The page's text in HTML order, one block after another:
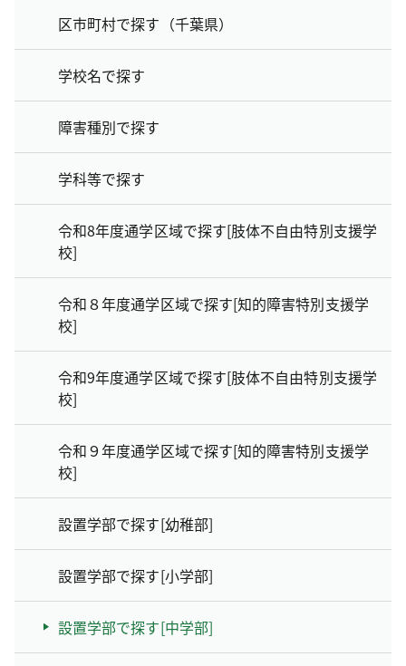
区市町村で探す（千葉県）
学校名で探す
障害種別で探す
学科等で探す
令和8年度通学区域で探す[肢体不自由特別支援学
校]
令和８年度通学区域で探す[知的障害特別支援学
校]
令和9年度通学区域で探す[肢体不自由特別支援学
校]
令和９年度通学区域で探す[知的障害特別支援学
校]
設置学部で探す[幼稚部]
設置学部で探す[小学部]
設置学部で探す[中学部]